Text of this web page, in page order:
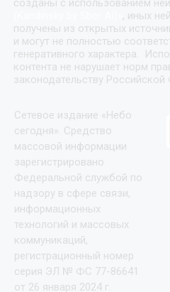
созданы с использованием
, иных
получены из открытых
и могут не полностью
генеративного характера.
контента не нарушает норм
законодательству
Сетевое издание «Небо
сегодня». Средство
массовой информации
зарегистрировано
Федеральной службой по
надзору в сфере связи,
информационных
технологий и массовых
коммуникаций,
регистрационный номер
серия ЭЛ № ФС 77-86641
от 26 января 2024 г.